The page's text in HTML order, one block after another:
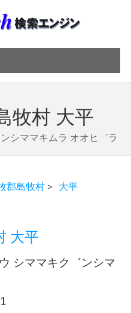
牧村 大平
シママキムラ オオヒ゛ラ
郡島牧村> 大平
大平
シママキク゛ンシマ